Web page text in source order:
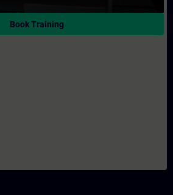
Book Training